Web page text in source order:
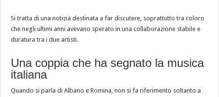
Si tratta di una notizia destinata a far discutere, soprattutto tra coloro
che negli ultimi anni avevano sperato in una collaborazione stabile e
duratura tra i due artisti.
Una coppia che ha segnato la musica
italiana
Quando si parla di Albano e Romina, non si fa riferimento soltanto a